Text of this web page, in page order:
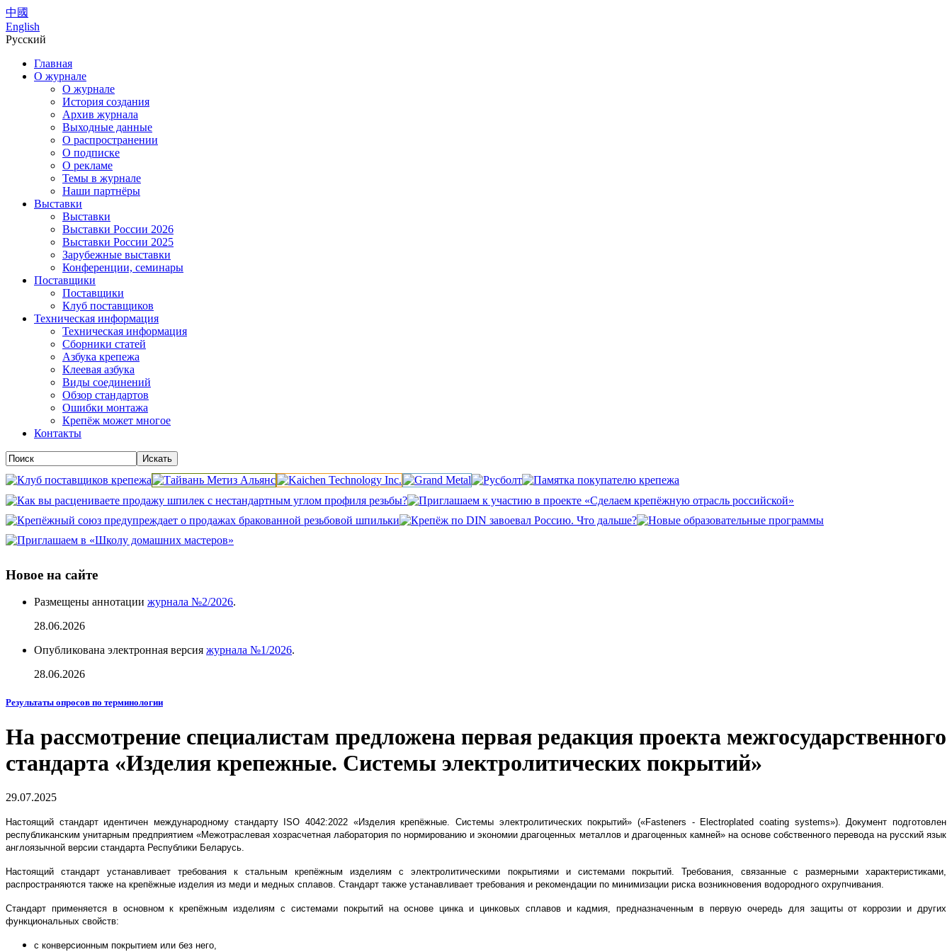
中國
English
Русский
Главная
О журнале
О журнале
История создания
Архив журнала
Выходные данные
О распространении
О подписке
О рекламе
Темы в журнале
Наши партнёры
Выставки
Выставки
Выставки России 2026
Выставки России 2025
Зарубежные выставки
Конференции, семинары
Поставщики
Поставщики
Клуб поставщиков
Техническая информация
Техническая информация
Сборники статей
Азбука крепежа
Клеевая азбука
Виды соединений
Обзор стандартов
Ошибки монтажа
Крепёж может многое
Контакты
Новое на сайте
Размещены аннотации журнала №2/2026.
28.06.2026
Опубликована электронная версия журнала №1/2026.
28.06.2026
Результаты опросов по терминологии
На рассмотрение специалистам предложена первая редакция проекта межгосударственного
стандарта «Изделия крепежные. Системы электролитических покрытий»
29.07.2025
Настоящий стандарт идентичен международному стандарту ISO 4042:2022 «Изделия крепёжные. Системы электролитических покрытий» («Fasteners - Electroplated coating systems»). Документ подготовлен
республиканским унитарным предприятием «Межотраслевая хозрасчетная лаборатория по нормированию и экономии драгоценных металлов и драгоценных камней» на основе собственного перевода на русский язык
англоязычной версии стандарта Республики Беларусь.
Настоящий стандарт устанавливает требования к стальным крепёжным изделиям с электролитическими покрытиями и системами покрытий. Требования, связанные с размерными характеристиками,
распространяются также на крепёжные изделия из меди и медных сплавов. Стандарт также устанавливает требования и рекомендации по минимизации риска возникновения водородного охрупчивания.
Стандарт применяется в основном к крепёжным изделиям с системами покрытий на основе цинка и цинковых сплавов и кадмия, предназначенным в первую очередь для защиты от коррозии и других
функциональных свойств:
с конверсионным покрытием или без него,